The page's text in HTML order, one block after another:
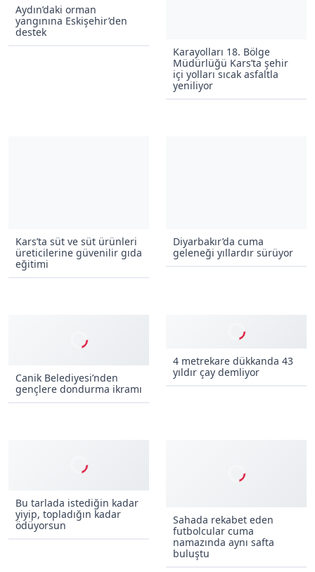
Aydın’daki orman
yangınına Eskişehir’den
destek
Karayolları 18. Bölge
Müdürlüğü Kars’ta şehir
içi yolları sıcak asfaltla
yeniliyor
Kars’ta süt ve süt ürünleri
üreticilerine güvenilir gıda
eğitimi
Diyarbakır’da cuma
geleneği yıllardır sürüyor
Canik Belediyesi’nden
gençlere dondurma ikramı
4 metrekare dükkanda 43
yıldır çay demliyor
Bu tarlada istediğin kadar
yiyip, topladığın kadar
ödüyorsun
Sahada rekabet eden
futbolcular cuma
namazında aynı safta
buluştu